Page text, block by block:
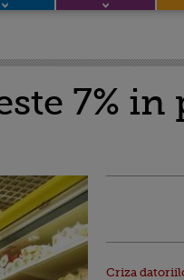
7%
Criza